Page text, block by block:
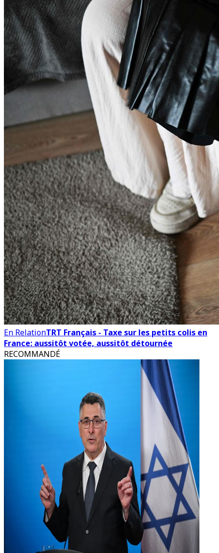
En RelationTRT Français - Taxe sur les petits colis en
France: aussitôt votée, aussitôt détournée
RECOMMANDÉ